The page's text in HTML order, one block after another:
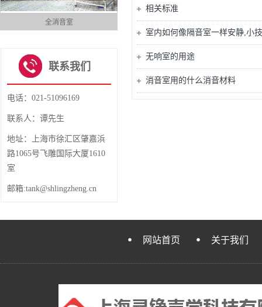
相关标准
室内如何像隔音室一样安静,小
无响室的用途
消音室用的什么消音材料
全消音室
全消音室
联系我们
电话：021-51096169
联系人：谭先生
地址：上海市徐汇区肇嘉浜
路1065号飞雕国际大厦1610
室
邮箱:tank@shlingzheng.cn
网站首页 关于我们